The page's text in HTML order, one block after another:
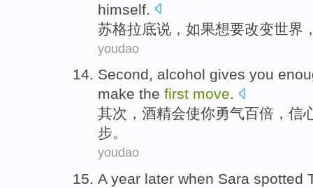
himself
苏格拉底说 ，如果想要改变世界
youdao
Second, alcohol gives you
make the first move.
其次 ， 酒精会使你勇气百倍， 信
步。
youdao
A year later when Sara spotted